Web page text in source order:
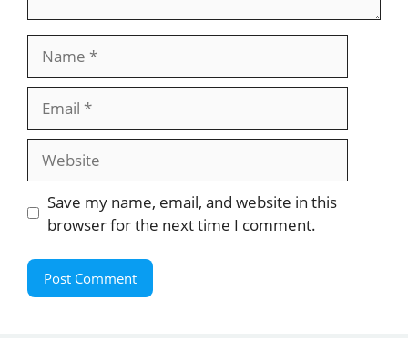
Website
Save my name, email, and website in this
browser for the next time I comment.